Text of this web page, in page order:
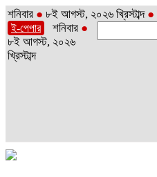
শনিবার ● ৮ই আগস্ট, ২০২৬ খ্রিস্টাব্দ ●
ই-পেপার শনিবার ●
৮ই আগস্ট, ২০২৬
খ্রিস্টাব্দ